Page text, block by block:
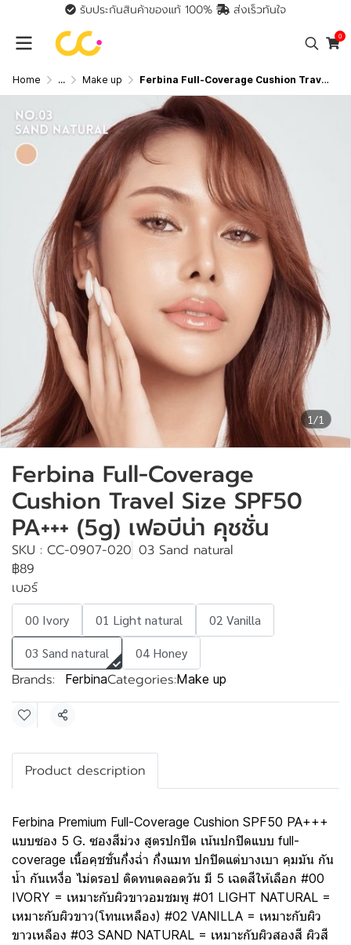
รับประกันสินค้าของแท้ 100% ส่งเร็วทันใจ
0
Home ... Make up Ferbina Full-Coverage Cushion Travel Size SPF50 PA+++ (5g) เฟอบีน่า คุชชั่น
1/1
Ferbina Full-Coverage
Cushion Travel Size SPF50
PA+++ (5g) เฟอบีน่า คุชชั่น
SKU : CC-0907-020 03 Sand natural
฿89
เบอร์
00 Ivory 01 Light natural
02 Vanilla
03 Sand natural
04 Honey
Brands: FerbinaCategories:Make up
Share
Product description
Ferbina Premium Full-Coverage Cushion SPF50 PA+++
แบบซอง 5 G. ซองสีม่วง สูตรปกปิด เน้นปกปิดแบบ full-
coverage เนื้อคุชชั่นกึ่งฉ่ำ กึ่งแมท ปกปิดแต่บางเบา คุมมัน กัน
น้ำ กันเหงื่อ ไม่ดรอป ติดทนตลอดวัน มี 5 เฉดสีให้เลือก #00
IVORY = เหมาะกับผิวขาวอมชมพู #01 LIGHT NATURAL =
เหมาะกับผิวขาว(โทนเหลือง) #02 VANILLA = เหมาะกับผิว
ขาวเหลือง #03 SAND NATURAL = เหมาะกับผิวสองสี ผิวสี